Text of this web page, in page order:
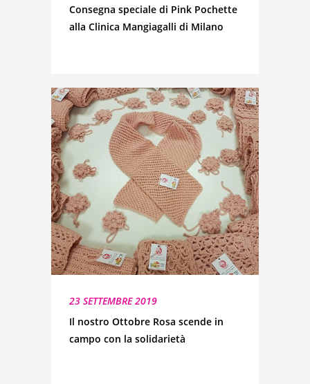
Consegna speciale di Pink Pochette
alla Clinica Mangiagalli di Milano
23 SETTEMBRE 2019
Il nostro Ottobre Rosa scende in
campo con la solidarietà